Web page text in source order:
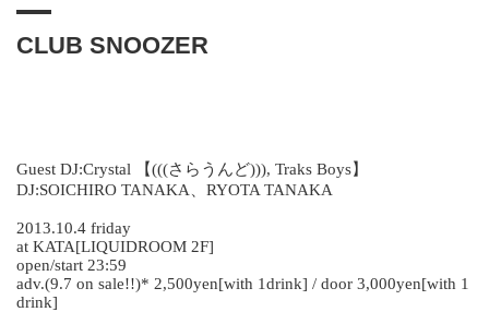
CLUB SNOOZER
Guest DJ:Crystal 【(((さらうんど))), Traks Boys】
DJ:SOICHIRO TANAKA、RYOTA TANAKA
2013.10.4 friday
at KATA[LIQUIDROOM 2F]
open/start 23:59
adv.(9.7 on sale!!)* 2,500yen[with 1drink] / door 3,000yen[with 1
drink]